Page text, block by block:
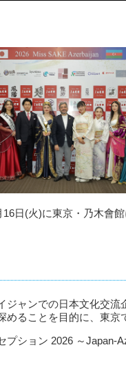
日(火)に東京・乃木會
ジャンでの日本文化交
ることを目的に、東京
ション 2026 ～Japan-